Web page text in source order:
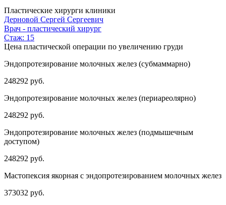
Пластические хирурги клиники
Дерновой Сергей Сергеевич
Врач - пластический хирург
Стаж: 15
Цена пластической операции по увеличению груди
Эндопротезирование молочных желез (субмаммарно)
248292 руб.
Эндопротезирование молочных желез (периареолярно)
248292 руб.
Эндопротезирование молочных желез (подмышечным
доступом)
248292 руб.
Мастопексия якорная с эндопротезированием молочных желез
373032 руб.